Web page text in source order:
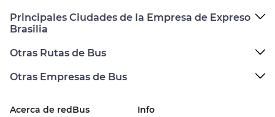
Principales Ciudades de la Empresa de Expreso
Brasilia
Otras Rutas de Bus
Otras Empresas de Bus
Acerca de redBus Info